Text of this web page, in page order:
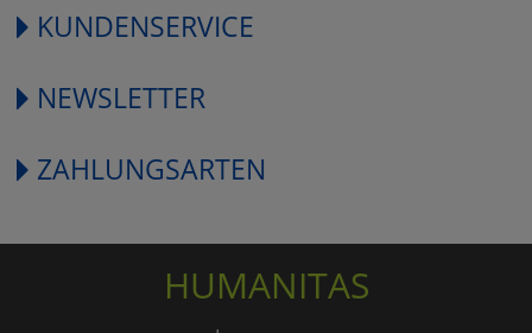
KUNDENSERVICE
NEWSLETTER
ZAHLUNGSARTEN
HUMANITAS